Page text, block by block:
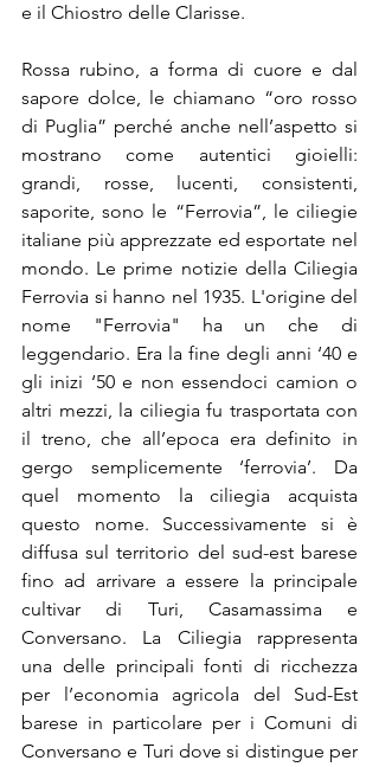
e il Chiostro delle Clarisse.
Rossa rubino, a forma di cuore e dal
sapore dolce, le chiamano “oro rosso
di Puglia” perché anche nell’aspetto si
mostrano come autentici gioielli:
grandi, rosse, lucenti, consistenti,
saporite, sono le “Ferrovia”, le ciliegie
italiane più apprezzate ed esportate nel
mondo. Le prime notizie della Ciliegia
Ferrovia si hanno nel 1935. L'origine del
nome "Ferrovia" ha un che di
leggendario. Era la fine degli anni ‘40 e
gli inizi ‘50 e non essendoci camion o
altri mezzi, la ciliegia fu trasportata con
il treno, che all’epoca era definito in
gergo semplicemente ‘ferrovia’. Da
quel momento la ciliegia acquista
questo nome. Successivamente si è
diffusa sul territorio del sud-est barese
fino ad arrivare a essere la principale
cultivar di Turi, Casamassima e
Conversano. La Ciliegia rappresenta
una delle principali fonti di ricchezza
per l’economia agricola del Sud-Est
barese in particolare per i Comuni di
Conversano e Turi dove si distingue per